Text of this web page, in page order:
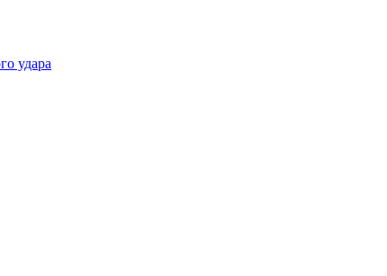
удара